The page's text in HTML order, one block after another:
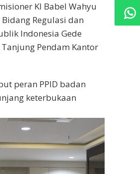
KI Babel Wahyu
Regulasi dan
Indonesia Gede
Pendam Kantor
peran PPID badan
keterbukaan